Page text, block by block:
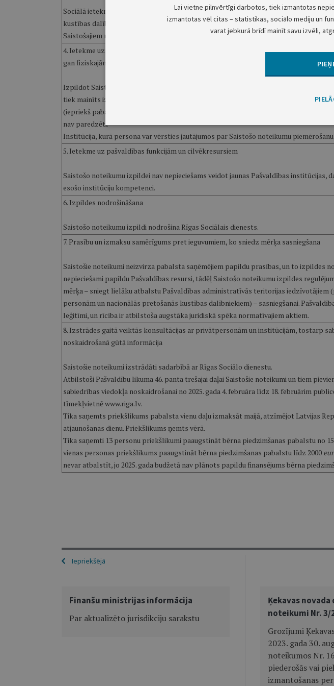
Sociālā ietekme – Saistošie noteikumi pozitīvi ietekmēs politiski represētās
kustības dalībniekus, sniedzot materiālu atbalstu pamatvajadzību nodrošināšanai.
Saistošajiem noteikumiem nav tiešas ietekmes uz vidi, iedzīvotāju veselību,
4. Ietekme uz administratīvajām procedūrām un to izmaksām gan attiecībā uz
gan fiziskajām personām un nevalstiskā sektora organizācijām, gan budžeta
Izpildot Saistošos noteikumus, jaunas administratīvās procedūras nav paredzētas. Ar
tiek mainīts izmaksu biežums – paredzēts pabalstu izmaksāt divas reizes gadā (maijā
(iepriekš pabalsts tika izmaksāts vienu reizi gadā). Papildu izdevumi Saistošo
nav paredzēti.
Institūcija, kurā persona var vērsties jautājumos par Saistošo noteikumu
5. Ietekme uz pašvaldības funkcijām un cilvēkresursiem
Saistošo noteikumu izpildei nav nepieciešams veidot jaunas Pašvaldības institūcijas,
esošo institūciju kompetenci.
6. Izpildes nodrošināšana
Saistošo noteikumu izpildi nodrošina Rīgas Sociālais dienests.
7. Prasību un izmaksu samērīgums pret ieguvumiem, ko sniedz mērķa sasniegšana
Saistošie noteikumi neizvirza pabalsta saņēmējiem papildu prasības, un to izpildes
nepieciešami papildu Pašvaldības resursi, tādēļ Saistošo noteikumu izpildes
mērķa – sniegt lielāku atbalstu Pašvaldības administratīvās teritorijas iedzīvotājiem
personām un nacionālās pretošanās kustības dalībniekiem) – sasniegšanai.
leģitīmi, un rīcība ir atbilstoša augstāka juridiskā spēka normatīvajiem aktiem.
8. Izstrādes gaitā veiktās konsultācijas ar privātpersonām un institūcijām, tostarp
noskaidrošanā gūtā informācija
Saistošie noteikumi izstrādāti sadarbībā ar Rīgas Sociālo dienestu.
Atbilstoši Pašvaldību likuma 46. panta trešajai daļai Saistošie noteikumi un tiem
sabiedrības viedokļa noskaidrošanai no 2025. gada 4. februāra līdz 18. februārim
tīmekļvietnē www.riga.lv.
Tika saņemts priekšlikums pabalsta vienu daļu izmaksāt maijā, atzīmējot Latvijas
atjaunošanas dienu. Priekšlikums ņemts vērā.
Tika saņemti 13 personu priekšlikumi paaugstināt bērna piedzimšanas pabalstu no
vienas personas priekšlikums paaugstināt bērna piedzimšanas pabalstu līdz 2000
nevar atbalstīt, jo 2025. gada budžetā nav plānots papildu finansējums bērna
Iepriekšējā
Finanšu ministrijas informācija
Par aktualizēto jurisdikciju sarakstu
Ķekavas
noteikumi Nr. 3/
Grozījumi
2023. gada 30.
noteikumos Nr.
piederošās vai
izmantošanas
Lai vietne pilnvērtīgi darbotos, tiek izmantotas
izmantotas vēl citas – statistikas, sociālo mediju un
varat jebkurā brīdī mainīt savu izvēli,